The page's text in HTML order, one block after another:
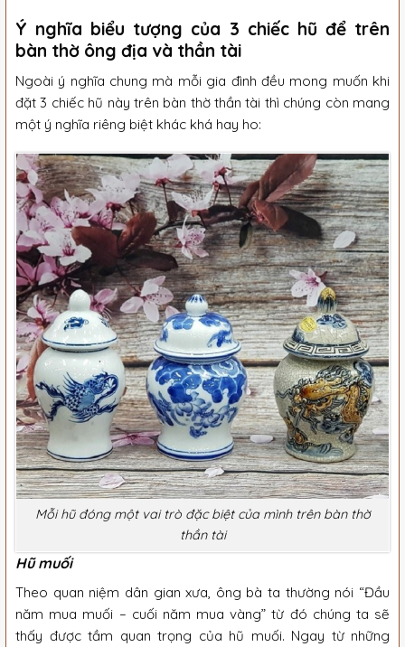
Ý nghĩa biểu tượng của 3 chiếc hũ để trên
bàn thờ ông địa và thần tài
Ngoài ý nghĩa chung mà mỗi gia đình đều mong muốn khi
đặt 3 chiếc hũ này trên bàn thờ thần tài thì chúng còn mang
một ý nghĩa riêng biệt khác khá hay ho:
Mỗi hũ đóng một vai trò đặc biệt của mình trên bàn thờ
thần tài
Hũ muối
Theo quan niệm dân gian xưa, ông bà ta thường nói “Đầu
năm mua muối – cuối năm mua vàng” từ đó chúng ta sẽ
thấy được tầm quan trọng của hũ muối. Ngay từ những